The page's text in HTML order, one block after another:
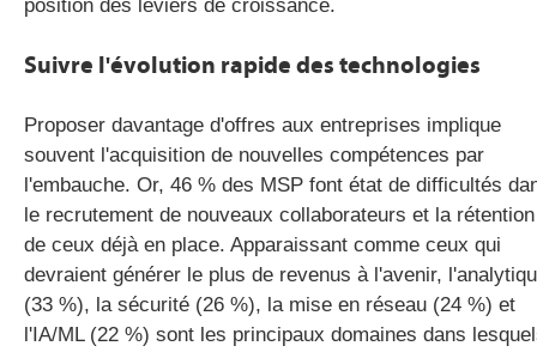
position des leviers de croissance.
Suivre l'évolution rapide des technologies
Proposer davantage d'offres aux entreprises implique
souvent l'acquisition de nouvelles compétences par
l'embauche. Or, 46 % des MSP font état de difficultés
le recrutement de nouveaux collaborateurs et la rétention
de ceux déjà en place. Apparaissant comme ceux qui
devraient générer le plus de revenus à l'avenir,
(33 %), la sécurité (26 %), la mise en réseau (24 %) et
l'IA/ML(22 %) sont les principaux domaines dans